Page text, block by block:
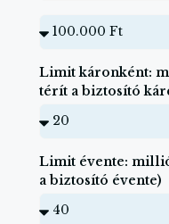
Limit káronként:
térít a biztosító
Limit évente:
a biztosító évente)